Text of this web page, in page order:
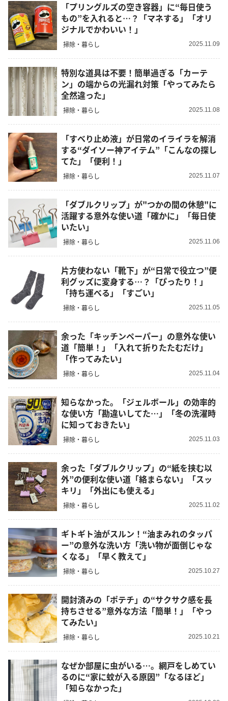
「プリングルズの空き容器」に“毎日使う
もの”を入れると…？「マネする」「オリ
ジナルでかわいい！」
掃除・暮らし 2025.11.09
特別な道具は不要！簡単過ぎる「カーテ
ン」の端からの光漏れ対策「やってみたら
全然違った」
掃除・暮らし 2025.11.08
「すべり止め液」が日常のイライラを解消
する“ダイソー神アイテム”「こんなの探し
てた」「便利！」
掃除・暮らし 2025.11.07
「ダブルクリップ」が"つかの間の休憩"に
活躍する意外な使い道「確かに」「毎日使
いたい」
掃除・暮らし 2025.11.06
片方使わない「靴下」が“日常で役立つ”便
利グッズに変身する…？「ぴったり！」
「持ち運べる」「すごい」
掃除・暮らし 2025.11.05
余った「キッチンペーパー」の意外な使い
道「簡単！」「入れて折りたたむだけ」
「作ってみたい」
掃除・暮らし 2025.11.04
知らなかった。「ジェルボール」の効率的
な使い方「勘違いしてた…」「冬の洗濯時
に知っておきたい」
掃除・暮らし 2025.11.03
余った「ダブルクリップ」の“紙を挟む以
外”の便利な使い道「絡まらない」「スッ
キリ」「外出にも使える」
掃除・暮らし 2025.11.02
ギトギト油がスルン！“油まみれのタッパ
ー”の意外な洗い方「洗い物が面倒じゃな
くなる」「早く教えて」
掃除・暮らし 2025.10.27
開封済みの「ポテチ」の“サクサク感を長
持ちさせる”意外な方法「簡単！」「やっ
てみたい」
掃除・暮らし 2025.10.21
なぜか部屋に虫がいる…。網戸をしめてい
るのに“家に蚊が入る原因”「なるほど」
「知らなかった」